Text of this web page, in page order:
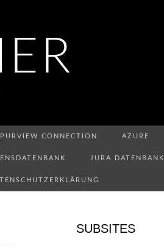
PURVIEW CONNECTION AZURE
JURA DATENBANK
SUBSITES